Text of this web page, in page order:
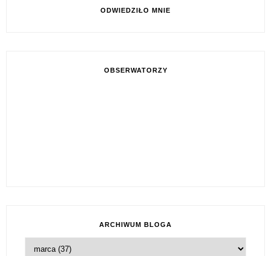
ODWIEDZIŁO MNIE
OBSERWATORZY
ARCHIWUM BLOGA